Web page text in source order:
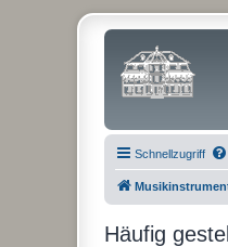
Schnellzugriff
Häufig